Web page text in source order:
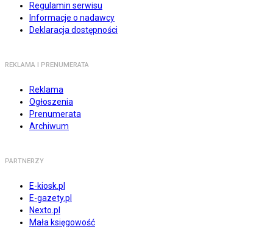
Regulamin serwisu
Informacje o nadawcy
Deklaracja dostępności
REKLAMA I PRENUMERATA
Reklama
Ogłoszenia
Prenumerata
Archiwum
PARTNERZY
E-kiosk.pl
E-gazety.pl
Nexto.pl
Mała księgowość